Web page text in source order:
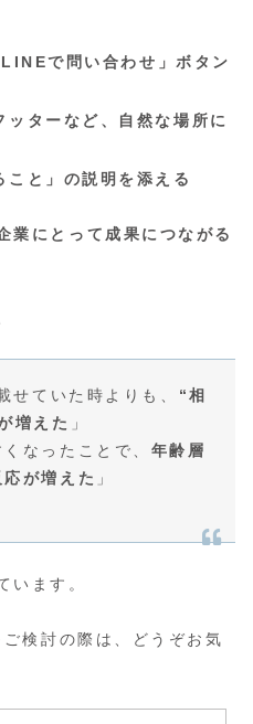
で問い合わせ」ボタン
ッターなど、自然な場所に
こと」の説明を添える
業にとって成果につながる
せていた時よりも、 “相
増えた 」
なったことで、 年齢層
が増えた 」
います。
検討の際は、どうぞお気